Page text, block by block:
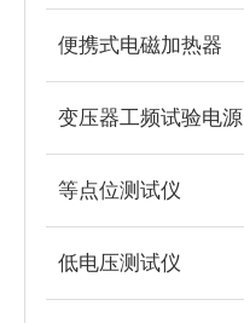
便携式电磁加热器
变压器工频试验电源
等点位测试仪
低电压测试仪